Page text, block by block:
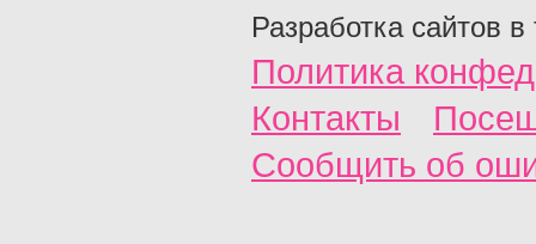
Разработка сайтов в
Политика
Контакты
Сообщить об